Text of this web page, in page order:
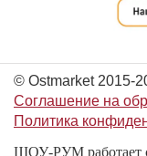
© Ostmarket 2015-
Соглашение на
Политика
ШОУ-РУМ работает